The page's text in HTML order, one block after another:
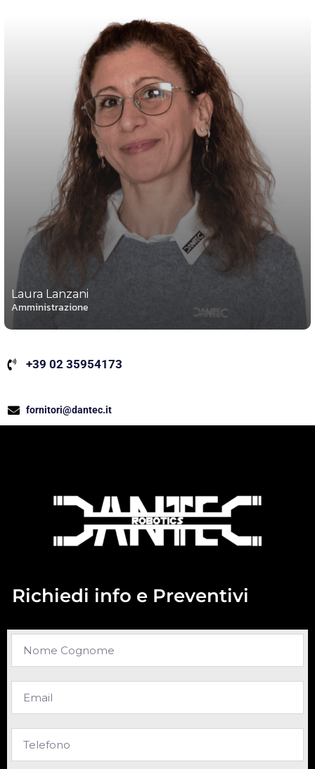
Laura Lanzani
Amministrazione
+39 02 35954173
fornitori@dantec.it
Richiedi info e Preventivi